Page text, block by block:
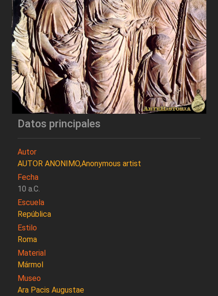
Datos principales
Autor
AUTOR ANONIMO,Anonymous artist
Fecha
10 a.C.
Escuela
República
Estilo
Roma
Material
Mármol
Museo
Ara Pacis Augustae